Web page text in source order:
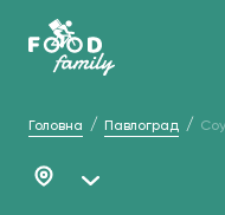
Головна Павлоград